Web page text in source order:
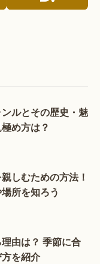
ルとその歴史・魅
め方は？
しむための方法！
所を知ろう
由は？ 季節に合
を紹介